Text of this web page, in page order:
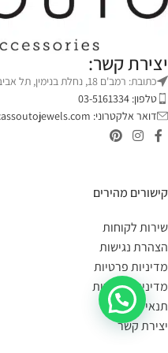
יצירת קשר:
כתובת: רמב'ם 18, נחלת בנימין, תל אביב
טלפון: 03-5161334
דואר אלקטרוני:
קישורים מהירים
שירות לקוחות
הצהרת נגישות
מדיניות פרטיות
מדיניות החזרות
תנאי שימוש
יצירת קשר